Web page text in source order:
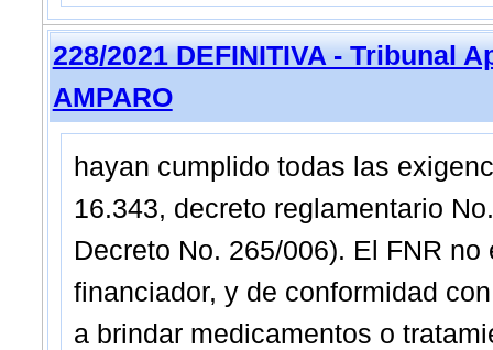
228/2021 DEFINITIVA - Tribunal
AMPARO
hayan cumplido todas las
16.343, decreto reglamentario
Decreto No. 265/006). El FNR
financiador, y de conformidad
a brindar medicamentos o